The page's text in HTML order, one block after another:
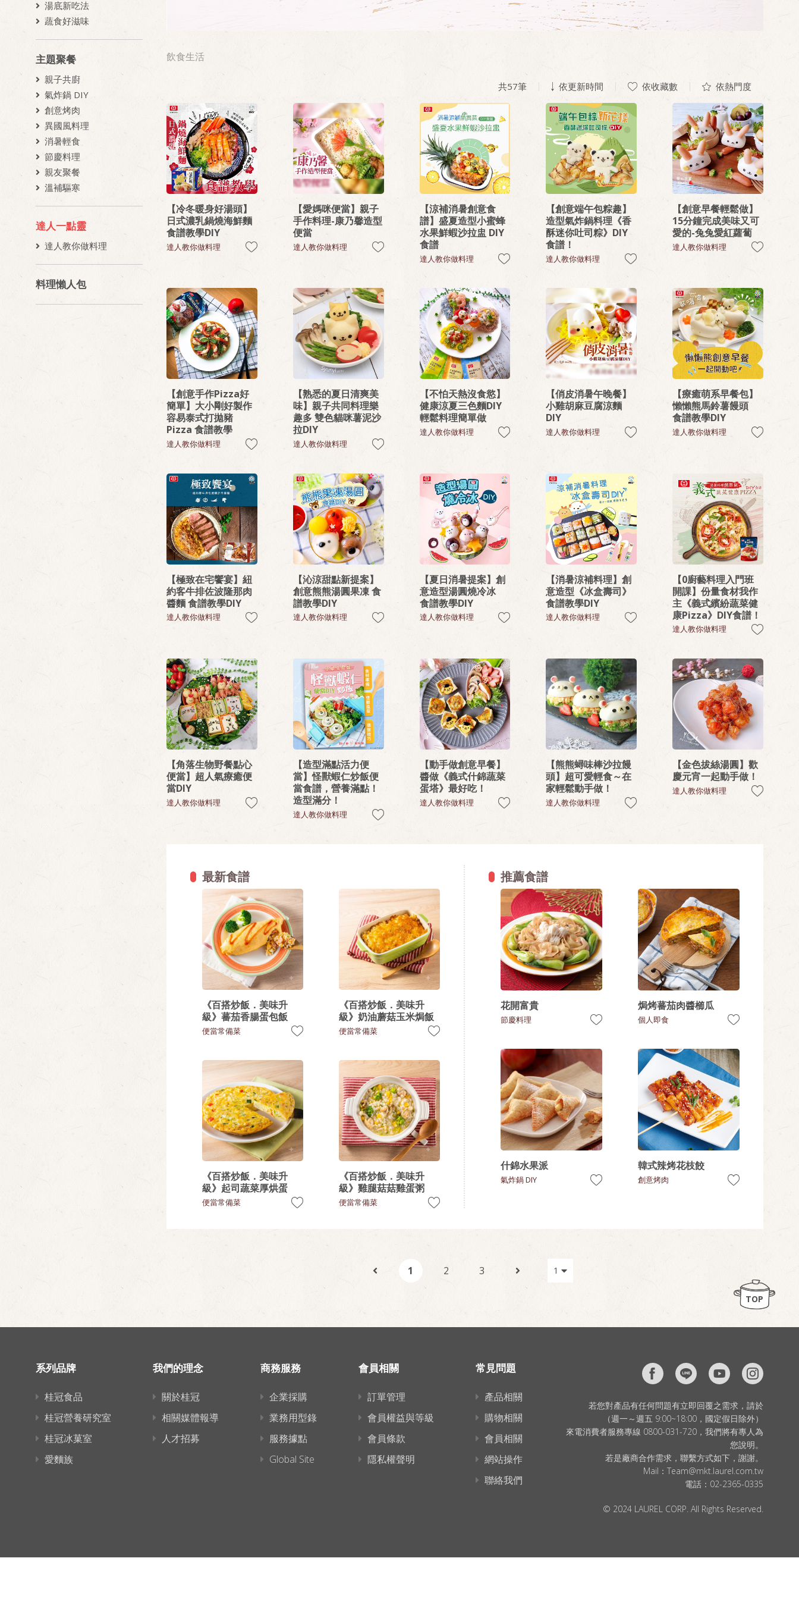
湯底新吃法
蔬食好滋味
主題聚餐
親子共廚
氣炸鍋 DIY
創意烤肉
異國風料理
消暑輕食
節慶料理
親友聚餐
溫補驅寒
達人一點靈
達人教你做料理
料理懶人包
飲食生活
共57筆 依更新時間 依收藏數 依熱門度
【冷冬暖身好湯頭】
日式濃乳鍋燒海鮮麵
食譜教學DIY
達人教你做料理
【愛媽咪便當】親子
手作料理-康乃馨造型
便當
達人教你做料理
【涼補消暑創意食
譜】盛夏造型小蜜蜂
水果鮮蝦沙拉盅 DIY
食譜
達人教你做料理
【創意端午包粽趣】
造型氣炸鍋料理《香
酥迷你吐司粽》DIY
食譜！
達人教你做料理
【創意早餐輕鬆做】
15分鐘完成美味又可
愛的-兔兔愛紅蘿蔔
達人教你做料理
【創意手作Pizza好
簡單】大小剛好製作
容易泰式打拋豬
Pizza 食譜教學
達人教你做料理
【熟悉的夏日清爽美
味】親子共同料理樂
趣多 雙色貓咪薯泥沙
拉DIY
達人教你做料理
【不怕天熱沒食慾】
健康涼夏三色麵DIY
輕鬆料理簡單做
達人教你做料理
【俏皮消暑午晚餐】
小雞胡麻豆腐涼麵
DIY
達人教你做料理
【療癒萌系早餐包】
懶懶熊馬鈴薯饅頭
食譜教學DIY
達人教你做料理
【極致在宅饗宴】紐
約客牛排佐波隆那肉
醬麵 食譜教學DIY
達人教你做料理
【沁涼甜點新提案】
創意熊熊湯圓果凍 食
譜教學DIY
達人教你做料理
【夏日消暑提案】創
意造型湯圓燒冷冰
食譜教學DIY
達人教你做料理
【消暑涼補料理】創
意造型《冰盒壽司》
食譜教學DIY
達人教你做料理
【0廚藝料理入門班
開課】份量食材我作
主《義式繽紛蔬菜健
康Pizza》DIY食譜！
達人教你做料理
【角落生物野餐點心
便當】超人氣療癒便
當DIY
達人教你做料理
【造型滿點活力便
當】怪獸蝦仁炒飯便
當食譜，營養滿點！
造型滿分！
達人教你做料理
【動手做創意早餐】
醬做《義式什錦蔬菜
蛋塔》最好吃！
達人教你做料理
【熊熊蟳味棒沙拉饅
頭】超可愛輕食～在
家輕鬆動手做！
達人教你做料理
【金色拔絲湯圓】歡
慶元宵一起動手做！
達人教你做料理
最新食譜
《百搭炒飯．美味升
級》蕃茄香腸蛋包飯
便當常備菜
《百搭炒飯．美味升
級》奶油蘑菇玉米焗飯
便當常備菜
《百搭炒飯．美味升
級》起司蔬菜厚烘蛋
便當常備菜
《百搭炒飯．美味升
級》雞腿菇菇雞蛋粥
便當常備菜
推薦食譜
花開富貴
節慶料理
焗烤蕃茄肉醬櫛瓜
個人即食
什錦水果派
氣炸鍋 DIY
韓式辣烤花枝餃
創意烤肉
1 2 3
TOP
系列品牌
桂冠食品
桂冠營養研究室
桂冠冰菓室
愛麵族
我們的理念
關於桂冠
相關媒體報導
人才招募
商務服務
企業採購
業務用型錄
服務據點
Global Site
會員相關
訂單管理
會員權益與等級
會員條款
隱私權聲明
常見問題
產品相關
購物相關
會員相關
網站操作
聯絡我們
若您對產品有任何問題有立即回覆之需求，請於
（週一～週五 9:00~18:00，國定假日除外）
來電消費者服務專線 0800-031-720，我們將有專人為
您說明。
若是廠商合作需求，聯繫方式如下，謝謝。
Mail： Team@mkt.laurel.com.tw
電話： 02-2365-0335
© 2024 LAUREL CORP. All Rights Reserved.